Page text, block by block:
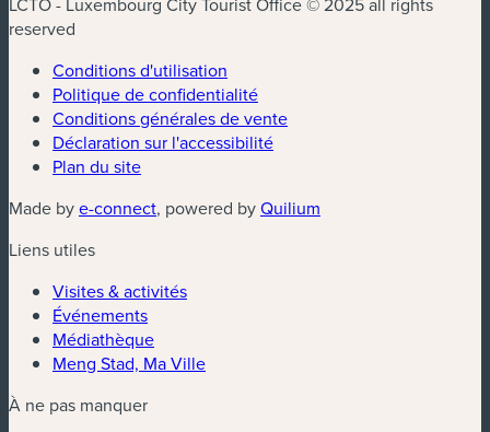
reserved
Conditions d'utilisation
Politique de confidentialité
Conditions générales de vente
Déclaration sur l'accessibilité
Plan du site
Made bye-connect(nouvelle fenêtre)
, powered byQuilium
Liens utiles
Visites & activités
Événements
Médiathèque
Meng Stad, Ma Ville
À ne pas manquer